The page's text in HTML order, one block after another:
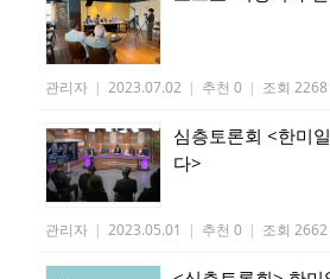
관리자 | 2023.07.02 | 추천 0 | 조회 2268
심층토론회 <한미
다>
관리자 | 2023.05.01 | 추천 0 | 조회 2662